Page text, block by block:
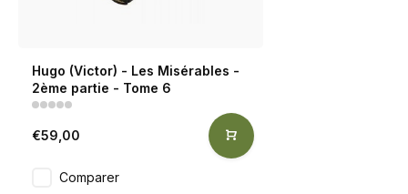
Hugo (Victor) - Les Misérables -
2ème partie - Tome 6
€59,00
Comparer